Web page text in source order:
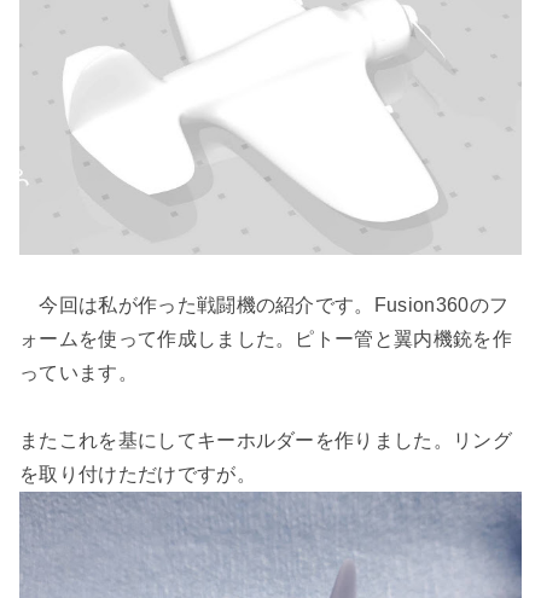
今回は私が作った戦闘機の紹介です。Fusion360のフ
ォームを使って作成しました。ピトー管と翼内機銃を作
っています。
またこれを基にしてキーホルダーを作りました。リング
を取り付けただけですが。